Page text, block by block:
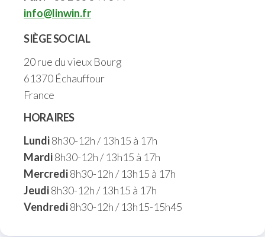
info@linwin.fr
SIÈGE SOCIAL
20 rue du vieux Bourg
61370 Échauffour
France
HORAIRES
Lundi8h30-12h / 13h15 à 17h
Mardi8h30-12h / 13h15 à 17h
Mercredi8h30-12h / 13h15 à 17h
Jeudi8h30-12h / 13h15 à 17h
Vendredi8h30-12h / 13h15-15h45